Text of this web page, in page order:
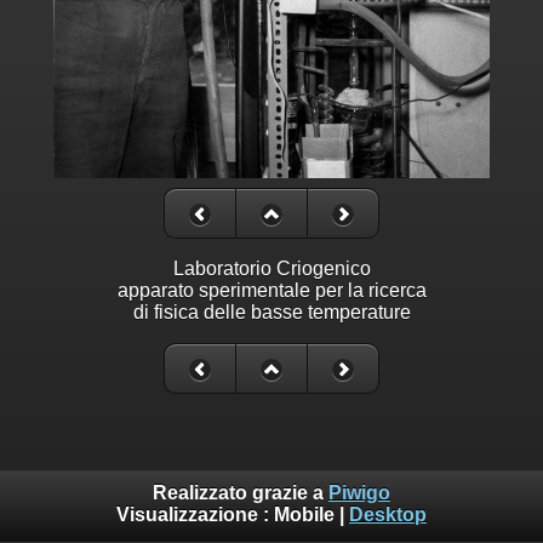
Laboratorio Criogenico
apparato sperimentale per la ricerca
di fisica delle basse temperature
Realizzato grazie a Piwigo
Visualizzazione : Mobile Desktop